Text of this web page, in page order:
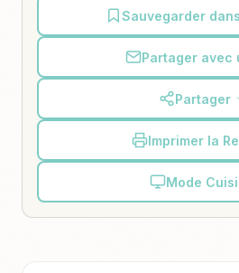
Sauvegarder
Partager avec
Partager
Imprimer la
Mode